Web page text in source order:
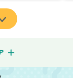
した。特に、
壊れた家電な
難しいものが
ていただき驚
スタッフが来